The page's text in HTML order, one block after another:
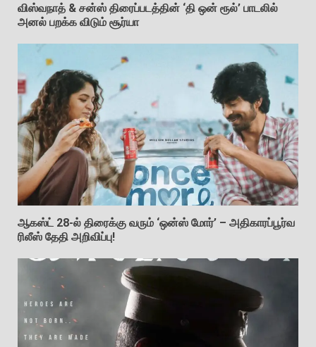
விஸ்வநாத் & சன்ஸ் திரைப்படத்தின் ‘தி ஒன் ரூல்’ பாடலில்
அனல் பறக்க விடும் சூர்யா
ஆகஸ்ட் 28-ல் திரைக்கு வரும் ‘ஒன்ஸ் மோர்’ – அதிகாரப்பூர்வ
ரிலீஸ் தேதி அறிவிப்பு!